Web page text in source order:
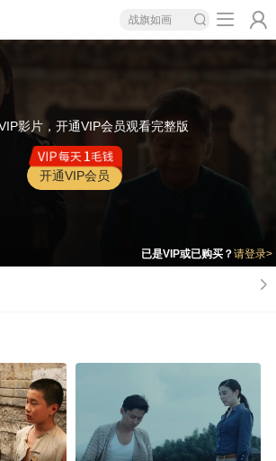
战旗如画
影片，开通VIP会员观看完整版
开通VIP会员
已是VIP或已购买？请登录>